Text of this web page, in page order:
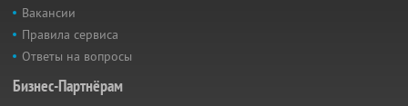
Вакансии
Правила сервиса
Ответы на вопросы
Бизнес-Партнёрам